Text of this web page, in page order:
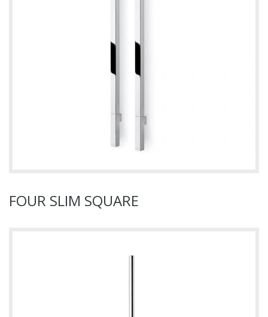
FOUR SLIM SQUARE